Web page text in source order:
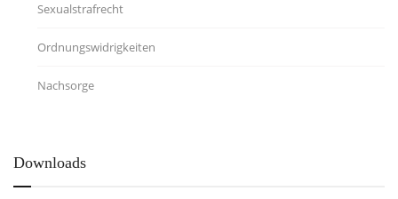
Sexualstrafrecht
Ordnungswidrigkeiten
Nachsorge
Downloads